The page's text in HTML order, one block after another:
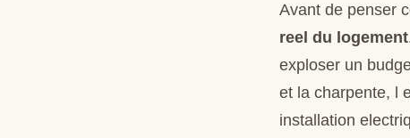
Avant de penser
reel du logement
exploser un
et la charpente, l
installation